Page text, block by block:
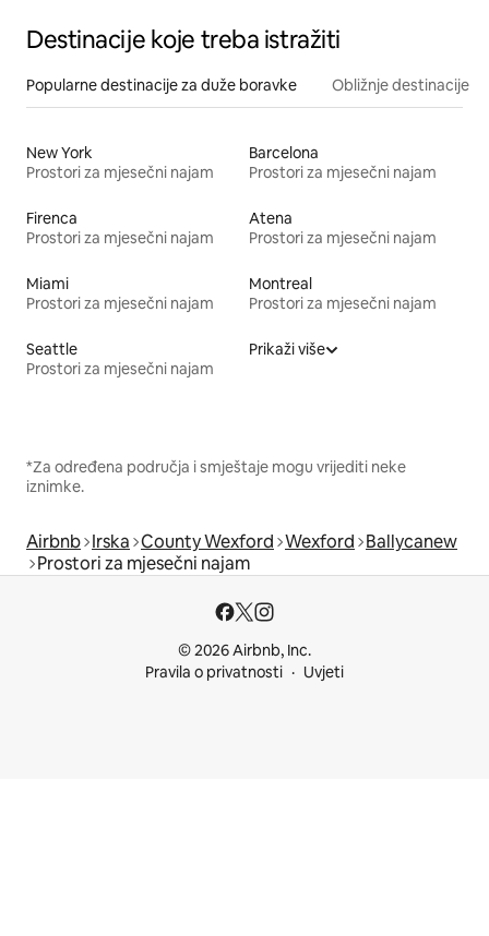
Destinacije koje treba istražiti
Popularne destinacije za duže boravke Obližnje destinacije
New York
Prostori za mjesečni najam
Barcelona
Prostori za mjesečni najam
Firenca
Prostori za mjesečni najam
Atena
Prostori za mjesečni najam
Miami
Prostori za mjesečni najam
Montreal
Prostori za mjesečni najam
Seattle
Prostori za mjesečni najam
Prikaži više
*Za određena područja i smještaje mogu vrijediti neke
iznimke.
Airbnb Irska County Wexford Wexford Ballycanew
Prostori za mjesečni najam
© 2026 Airbnb, Inc.
Pravila o privatnosti
Uvjeti